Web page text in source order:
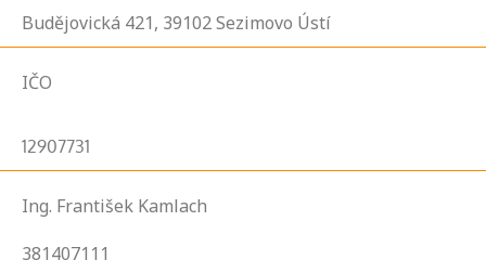
Budějovická 421, 39102Sezimovo Ústí
IČO
12907731
Ing. František Kamlach
381407111